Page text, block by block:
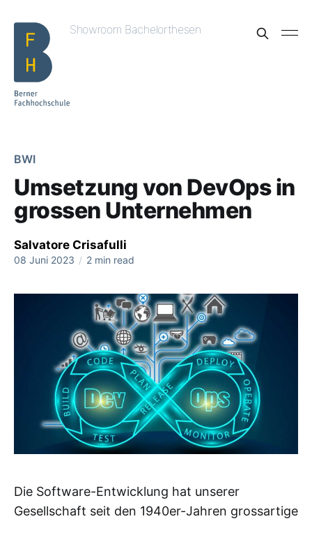
Showroom Bachelorthesen
BWI
Umsetzung von DevOps in
grossen Unternehmen
Salvatore Crisafulli
08 Juni 2023 / 2 min read
Die Software-Entwicklung hat unserer
Gesellschaft seit den 1940er-Jahren grossartige